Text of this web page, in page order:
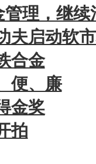
理，继续
夫启动软
合金
便、廉
金奖
拍